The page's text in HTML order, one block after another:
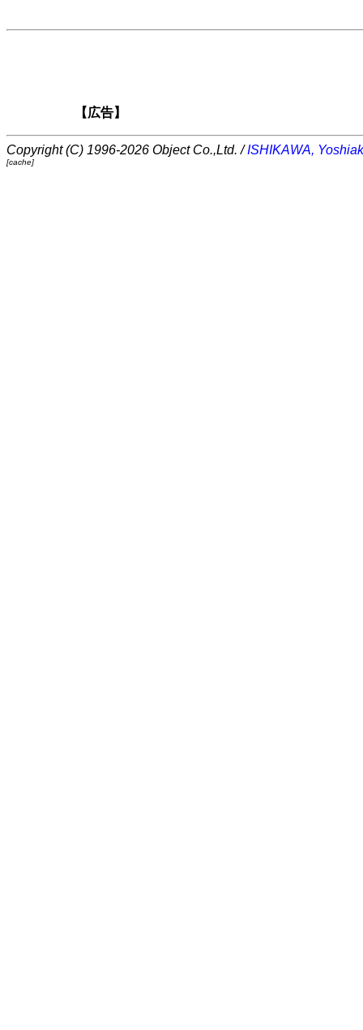
【広告】
Copyright (C) 1996-2026 Object Co.,Ltd. /ISHIKAWA,
[cache]